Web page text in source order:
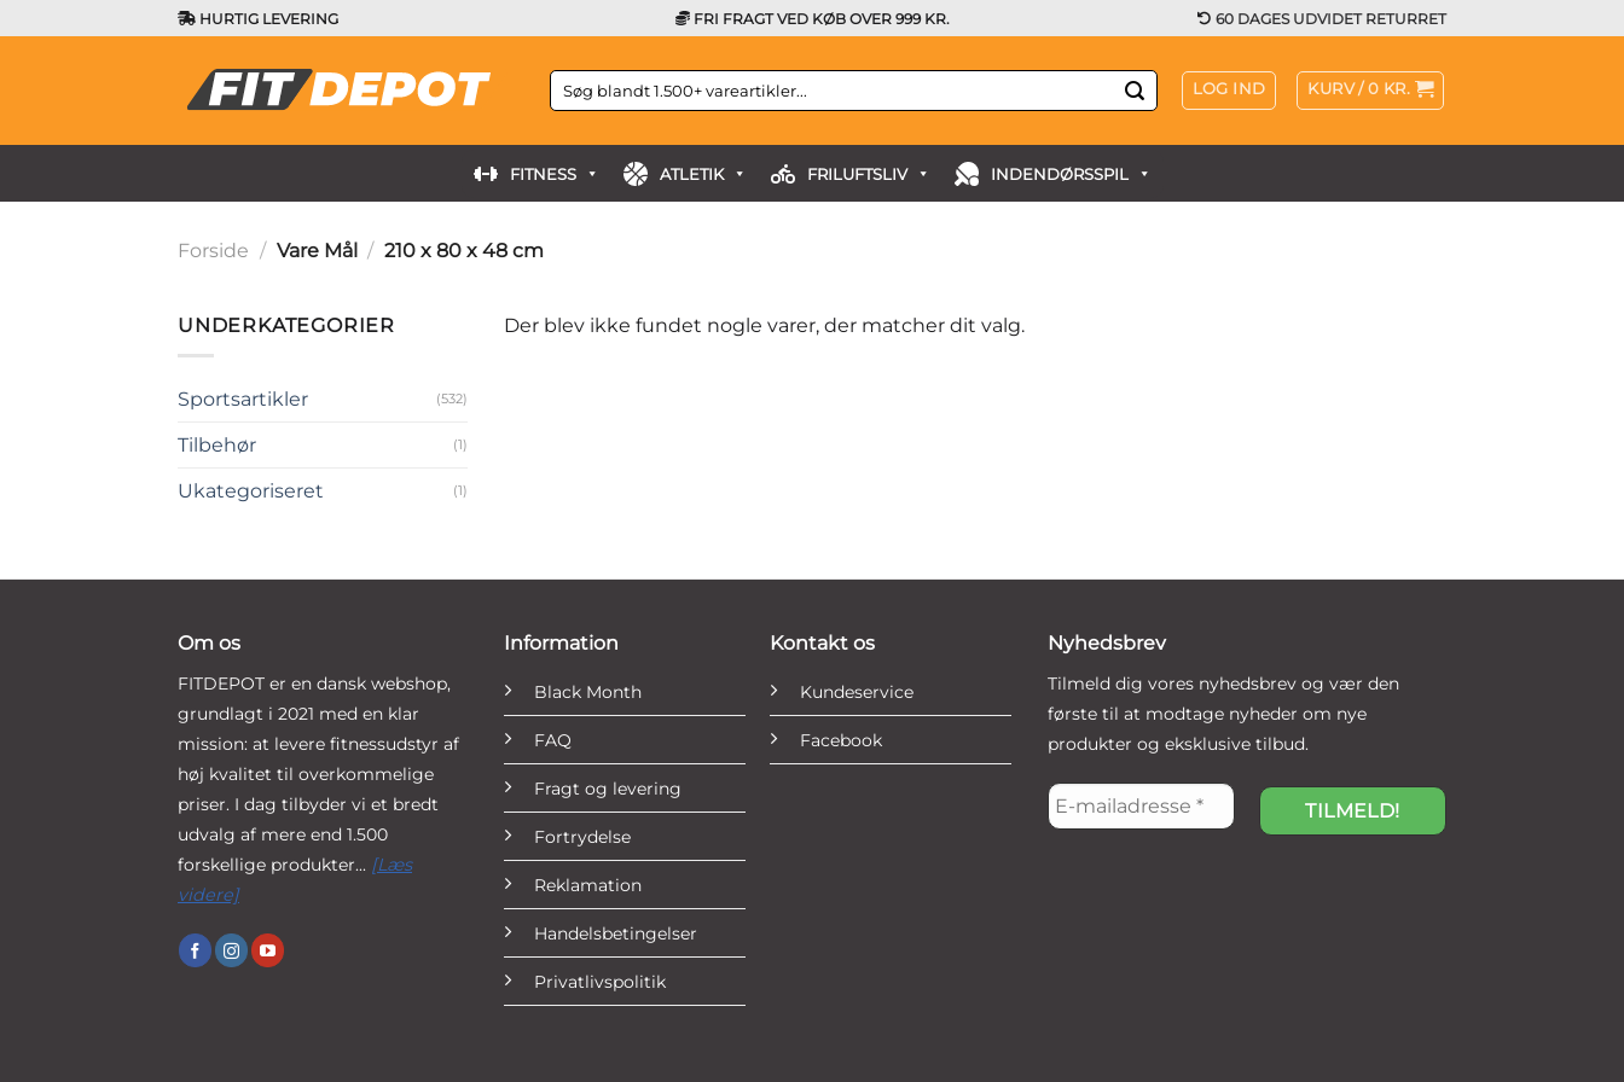
til
HURTIG LEVERING FRI FRAGT VED KØB OVER 999 KR. 60 DAGES UDVIDET RETURRET
Søg
efter:
LOG IND KURV /0 KR.
FITNESS ATLETIK FRILUFTSLIV INDENDØRSSPIL
Forside / Vare Mål / 210 x 80 x 48 cm
UNDERKATEGORIER
Sportsartikler (532)
Tilbehør (1)
Ukategoriseret (1)
Der blev ikke fundet nogle varer, der matcher dit valg.
Om os
FITDEPOT er en dansk webshop,
grundlagt i 2021 med en klar
mission: at levere fitnessudstyr af
høj kvalitet til overkommelige
priser. I dag tilbyder vi et bredt
udvalg af mere end 1.500
forskellige produkter... [Læs
videre]
Information
Black Month
FAQ
Fragt og levering
Fortrydelse
Reklamation
Handelsbetingelser
Privatlivspolitik
Kontakt os
Kundeservice
Facebook
Nyhedsbrev
Tilmeld dig vores nyhedsbrev og vær den
første til at modtage nyheder om nye
produkter og eksklusive tilbud.
E-
mailadresse